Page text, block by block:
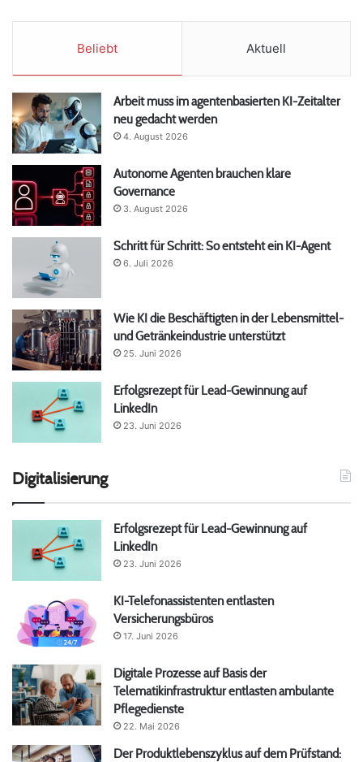
Beliebt Aktuell
Arbeit muss im agentenbasierten KI-Zeitalter
neu gedacht werden
4. August 2026
Autonome Agenten brauchen klare
Governance
3. August 2026
Schritt für Schritt: So entsteht ein KI-Agent
6. Juli 2026
Wie KI die Beschäftigten in der Lebensmittel-
und Getränkeindustrie unterstützt
25. Juni 2026
Erfolgsrezept für Lead-Gewinnung auf
LinkedIn
23. Juni 2026
Digitalisierung
Erfolgsrezept für Lead-Gewinnung auf
LinkedIn
23. Juni 2026
KI-Telefonassistenten entlasten
Versicherungsbüros
17. Juni 2026
Digitale Prozesse auf Basis der
Telematikinfrastruktur entlasten ambulante
Pflegedienste
22. Mai 2026
Der Produktlebenszyklus auf dem Prüfstand: